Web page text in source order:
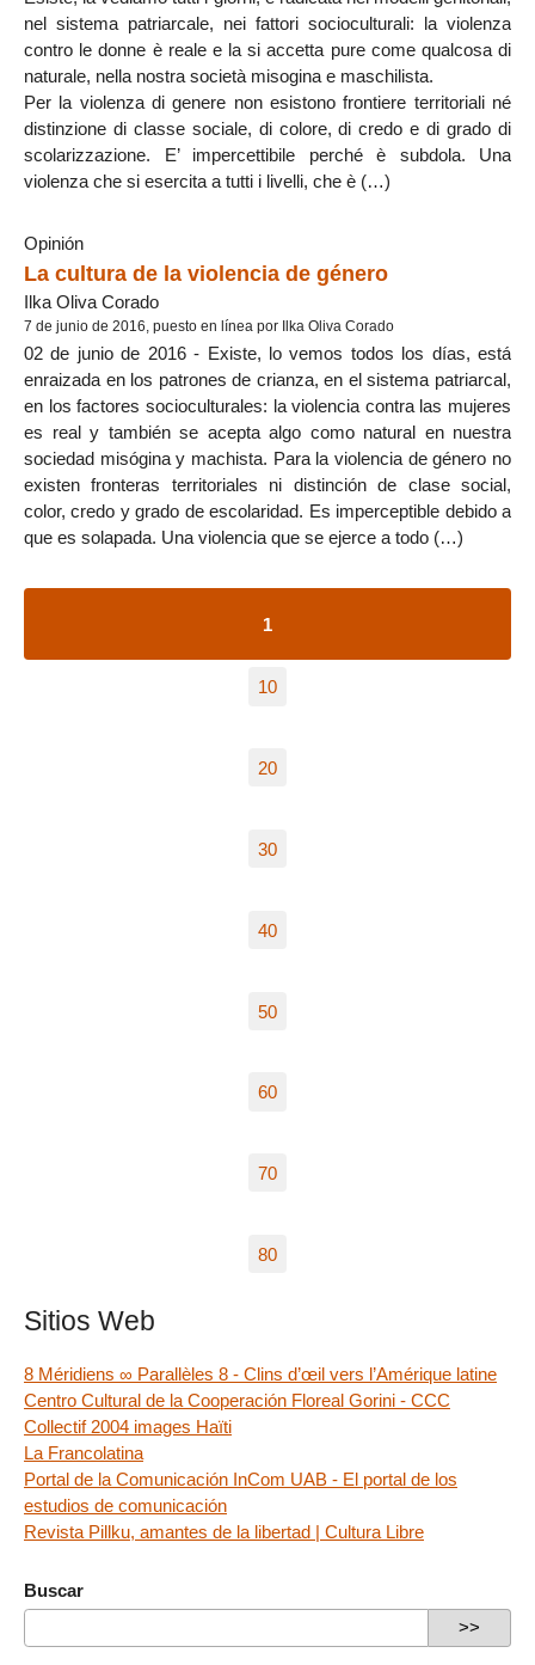
nel sistema patriarcale, nei fattori socioculturali: la violenza
contro le donne è reale e la si accetta pure come qualcosa di
naturale, nella nostra società misogina e maschilista.
Per la violenza di genere non esistono frontiere territoriali né
distinzione di classe sociale, di colore, di credo e di grado di
scolarizzazione. E’ impercettibile perché è subdola. Una
violenza che si esercita a tutti i livelli, che è (…)
Opinión
La cultura de la violencia de género
Ilka Oliva Corado
7 de junio de 2016, puesto en línea por Ilka Oliva Corado
02 de junio de 2016 - Existe, lo vemos todos los días, está
enraizada en los patrones de crianza, en el sistema patriarcal,
en los factores socioculturales: la violencia contra las mujeres
es real y también se acepta algo como natural en nuestra
sociedad misógina y machista. Para la violencia de género no
existen fronteras territoriales ni distinción de clase social,
color, credo y grado de escolaridad. Es imperceptible debido a
que es solapada. Una violencia que se ejerce a todo (…)
1
10
20
30
40
50
60
70
80
Sitios Web
8 Méridiens ∞ Parallèles 8 - Clins d’œil vers l’Amérique latine
Centro Cultural de la Cooperación Floreal Gorini - CCC
Collectif 2004 images Haïti
La Francolatina
Portal de la Comunicación InCom UAB - El portal de los
estudios de comunicación
Revista Pillku, amantes de la libertad | Cultura Libre
Buscar